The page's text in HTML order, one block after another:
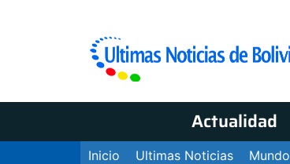
Actualidad
Inicio Ultimas Noticias Mundo